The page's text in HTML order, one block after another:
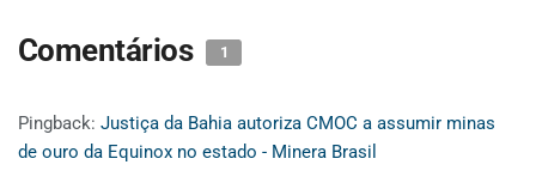
Comentários 1
Pingback: Justiça da Bahia autoriza CMOC a assumir minas
de ouro da Equinox no estado - Minera Brasil